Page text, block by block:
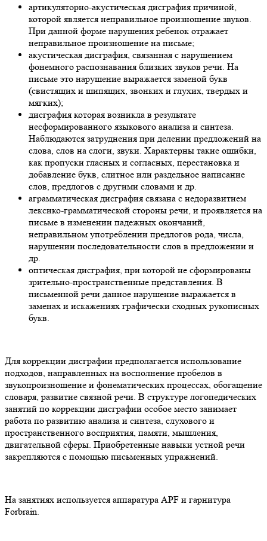
артикуляторно-акустическая дисграфия причиной,
которой является неправильное произношение звуков.
При данной форме нарушения ребенок отражает
неправильное произношение на письме;
акустическая дисграфия, связанная с нарушением
фонемного распознавания близких звуков речи. На
письме это нарушение выражается заменой букв
(свистящих и шипящих, звонких и глухих, твердых и
мягких);
дисграфия которая возникла в результате
несформированного языкового анализа и синтеза.
Наблюдаются затруднения при делении предложений на
слова, слов на слоги, звуки. Характерны такие ошибки,
как пропуски гласных и согласных, перестановка и
добавление букв, слитное или раздельное написание
слов, предлогов с другими словами и др.
аграмматическая дисграфия связана с недоразвитием
лексико-грамматической стороны речи, и проявляется на
письме в изменении падежных окончаний,
неправильном употреблении предлогов рода, числа,
нарушении последовательности слов в предложении и
др.
оптическая дисграфия, при которой не сформированы
зрительно-пространственные представления. В
письменной речи данное нарушение выражается в
заменах и искажениях графически сходных рукописных
букв.
Для коррекции дисграфии предполагается использование
подходов, направленных на восполнение пробелов в
звукопроизношение и фонематических процессах, обогащение
словаря, развитие связной речи. В структуре логопедических
занятий по коррекции дисграфии особое место занимает
работа по развитию анализа и синтеза, слухового и
пространственного восприятия, памяти, мышления,
двигательной сферы. Приобретенные навыки устной речи
закрепляются с помощью письменных упражнений.
На занятиях используется аппаратура APF и гарнитура
Forbrain.